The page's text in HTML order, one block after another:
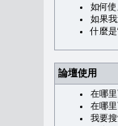
如何
如果
什麼是
論壇使用
在哪
在哪
我要